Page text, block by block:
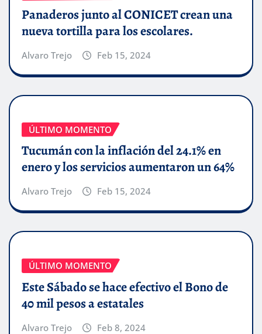
Panaderos junto al CONICET crean una
nueva tortilla para los escolares.
Alvaro Trejo Feb 15, 2024
ÚLTIMO MOMENTO
Tucumán con la inflación del 24.1% en
enero y los servicios aumentaron un 64%
Alvaro Trejo Feb 15, 2024
ÚLTIMO MOMENTO
Este Sábado se hace efectivo el Bono de
40 mil pesos a estatales
Alvaro Trejo Feb 8, 2024